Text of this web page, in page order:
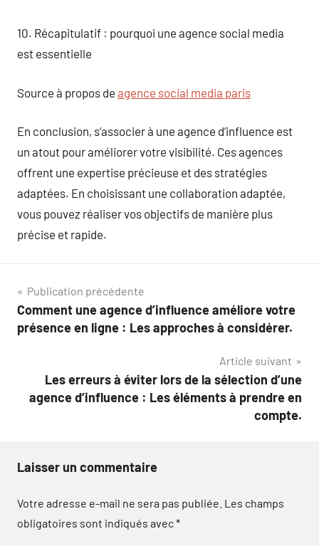
10. Récapitulatif : pourquoi une agence social media
est essentielle
Source à propos de agence social media paris
En conclusion, s’associer à une agence d’influence est
un atout pour améliorer votre visibilité. Ces agences
offrent une expertise précieuse et des stratégies
adaptées. En choisissant une collaboration adaptée,
vous pouvez réaliser vos objectifs de manière plus
précise et rapide.
Navigation
de
Publication précédente
Comment une agence d’influence améliore votre
présence en ligne : Les approches à considérer.
Article suivant
Les erreurs à éviter lors de la sélection d’une
agence d’influence : Les éléments à prendre en
compte.
Laisser un commentaire
Votre adresse e-mail ne sera pas publiée. Les champs
obligatoires sont indiqués avec*